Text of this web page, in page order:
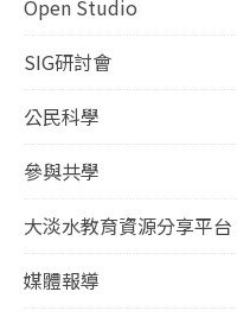
Open Studio
SIG研討會
公民科學
參與共學
大淡水教育資源分享平台
媒體報導